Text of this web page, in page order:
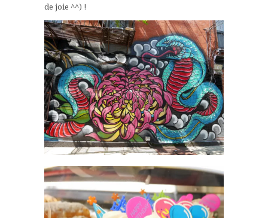
de joie ^^) !